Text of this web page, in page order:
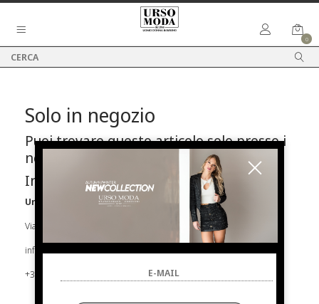
0
Solo in negozio
Puoi trovare questo articolo solo presso i
nostri punti vendita:
Info contatti
Urso Moda
Via Parlapiano N.39 92016 Ribera
info@ursomoda.com
+39 092567939